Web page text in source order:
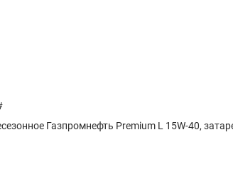
Газпромнефть Premium L 15W-40,